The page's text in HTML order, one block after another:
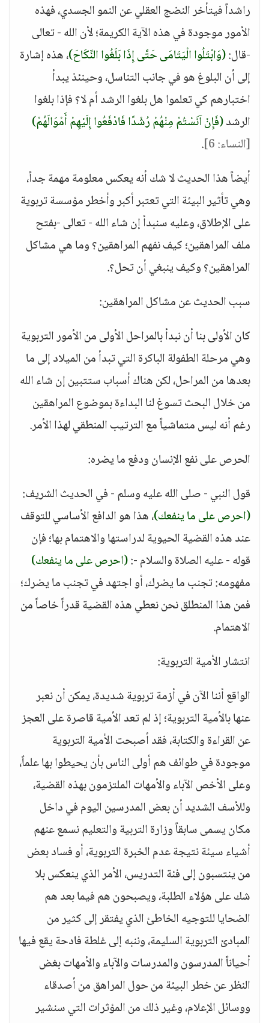
راشداً فيتأخر النضج العقلي عن النمو الجسدي، فهذه
الأمور موجودة في هذه الآية الكريمة؛ لأن الله - تعالى
-قال:(وَابْتَلُوا الْيَتَامَى حَتَّى إِذَا بَلَغُوا النِّكَاحَ)، هذه إشارة
إلى أن البلوغ هو في جانب التناسل، وحينئذ يبدأ
اختبارهم كي تعلموا هل بلغوا الرشد أم لا؟ فإذا بلغوا
الرشد(فَإِنْ آنَسْتُمْ مِنْهُمْ رُشْدًا فَادْفَعُوا إِلَيْهِمْ أَمْوَالَهُمْ)
[النساء: 6]
.
أيضاً هذا الحديث لا شك أنه يعكس معلومة مهمة جداً،
وهي تأثير البيئة التي تعتبر أكبر وأخطر مؤسسة تربوية
على الإطلاق، وعليه سنبدأ إن شاء الله - تعالى -بفتح
ملف المراهقين؛ كيف نفهم المراهقين؟ وما هي مشاكل
المراهقين؟ وكيف ينبغي أن تحل؟.
سبب الحديث عن مشاكل المراهقين:
كان الأولى بنا أن نبدأ بالمراحل الأولى من الأمور التربوية
وهي مرحلة الطفولة الباكرة التي تبدأ من الميلاد إلى ما
بعدها من المراحل، لكن هناك أسباب ستتبين إن شاء الله
من خلال البحث تسوغ لنا البداءة بموضوع المراهقين
رغم أنه ليس متماشياً مع الترتيب المنطقي لهذا الأمر.
الحرص على نفع الإنسان ودفع ما يضره:
قول النبي - صلى الله عليه وسلم - في الحديث الشريف:
(احرص على ما ينفعك)، هذا هو الدافع الأساسي للتوقف
عند هذه القضية الحيوية لدراستها والاهتمام بها؛ فإن
قوله - عليه الصلاة والسلام -:(احرص على ما ينفعك)
مفهومه: تجنب ما يضرك، أو اجتهد في تجنب ما يضرك؛
فمن هذا المنطلق نحن نعطي هذه القضية قدراً خاصاً من
الاهتمام.
انتشار الأمية التربوية:
الواقع أننا الآن في أزمة تربوية شديدة، يمكن أن نعبر
عنها بالأمية التربوية؛ إذ لم تعد الأمية قاصرة على العجز
عن القراءة والكتابة، فقد أصبحت الأمية التربوية
موجودة في طوائف هم أولى الناس بأن يحيطوا بها علماً،
وعلى الأخص الآباء والأمهات الملتزمون بهذه القضية،
وللأسف الشديد أن بعض المدرسين اليوم في داخل
مكان يسمى سابقاً وزارة التربية والتعليم نسمع عنهم
أشياء سيئة نتيجة عدم الخبرة التربوية، أو فساد بعض
من ينتسبون إلى فئة التدريس، الأمر الذي ينعكس بلا
شك على هؤلاء الطلبة، ويصبحون هم فيما بعد هم
الضحايا للتوجيه الخاطئ الذي يفتقر إلى كثير من
المبادئ التربوية السليمة، وننبه إلى غلطة فادحة يقع فيها
أحياناً المدرسون والمدرسات والآباء والأمهات بغض
النظر عن خطر البيئة من حول المراهق من أصدقاء
ووسائل الإعلام، وغير ذلك من المؤثرات التي سنشير